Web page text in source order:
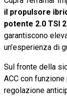
il propulsore
potente 2.0 TSI
garantiscono
un’esperienza di
Sul fronte della
ACC con
regolazione